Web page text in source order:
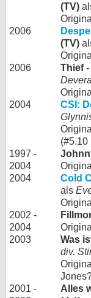
(TV)
2006
(TV)
2006
Thief
2004
CSI:
(#5.10
1997 -
2004
2004
Cold
als
2002 -
2004
2003
Was
div.
2001 -
Alles